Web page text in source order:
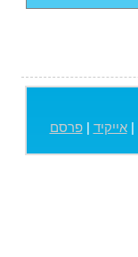
|אייקיד |פרסם